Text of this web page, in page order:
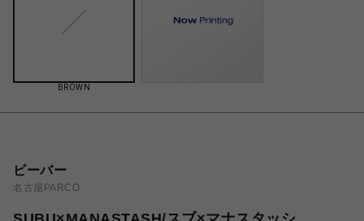
BROWN
ビーバー
名古屋PARCO